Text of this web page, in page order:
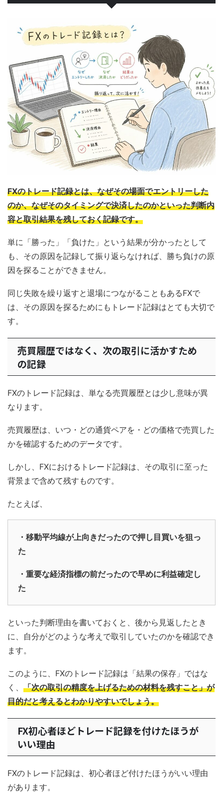
FXのトレード記録とは、なぜその場面でエントリーした
のか、なぜそのタイミングで決済したのかといった判断内
容と取引結果を残しておく記録です。
単に「勝った」「負けた」という結果が分かったとして
も、その原因を記録して振り返らなければ、勝ち負けの原
因を探ることができません。
同じ失敗を繰り返すと退場につながることもあるFXで
は、その原因を探るためにもトレード記録はとても大切で
す。
売買履歴ではなく、次の取引に活かすため
の記録
FXのトレード記録は、単なる売買履歴とは少し意味が異
なります。
売買履歴は、いつ・どの通貨ペアを・どの価格で売買した
かを確認するためのデータです。
しかし、FXにおけるトレード記録は、その取引に至った
背景まで含めて残すものです。
たとえば、
・移動平均線が上向きだったので押し目買いを狙っ
た
・重要な経済指標の前だったので早めに利益確定し
た
といった判断理由を書いておくと、後から見返したとき
に、自分がどのような考えで取引していたのかを確認でき
ます。
このように、FXのトレード記録は「結果の保存」ではな
く、 「次の取引の精度を上げるための材料を残すこと」が
目的だと考えるとわかりやすいでしょう。
FX初心者ほどトレード記録を付けたほうが
いい理由
FXのトレード記録は、初心者ほど付けたほうがいい理由
があります。